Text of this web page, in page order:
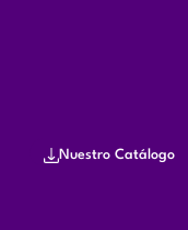
Nuestro Catálogo